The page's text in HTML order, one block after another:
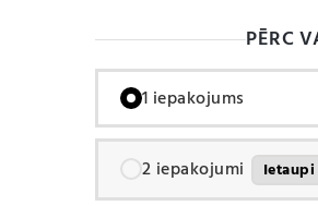
PĒRC
1 iepakojums
2 iepakojumi